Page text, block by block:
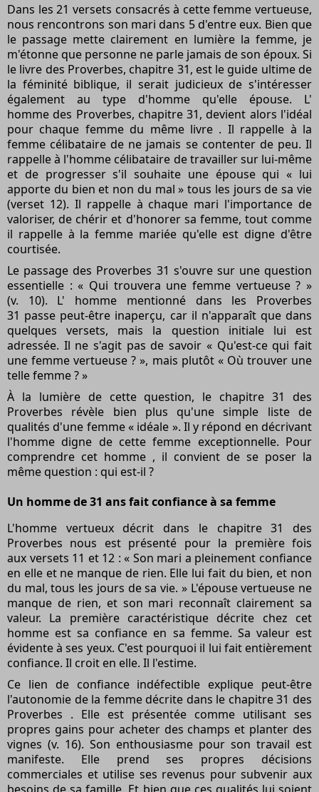
Dans les 21 versets consacrés à cette femme vertueuse,
nous rencontrons son mari dans 5 d'entre eux. Bien que
le passage mette clairement en lumière la femme, je
m'étonne que personne ne parle jamais de son époux. Si
le livre des Proverbes, chapitre 31, est le guide ultime de
la féminité biblique, il serait judicieux de s'intéresser
également au type d'homme qu'elle épouse. L'
homme des Proverbes, chapitre 31, devient alors l'idéal
pour chaque femme du même livre . Il rappelle à la
femme célibataire de ne jamais se contenter de peu. Il
rappelle à l'homme célibataire de travailler sur lui-même
et de progresser s'il souhaite une épouse qui « lui
apporte du bien et non du mal » tous les jours de sa vie
(verset 12). Il rappelle à chaque mari l'importance de
valoriser, de chérir et d'honorer sa femme, tout comme
il rappelle à la femme mariée qu'elle est digne d'être
courtisée.
Le passage des Proverbes 31 s'ouvre sur une question
essentielle : « Qui trouvera une femme vertueuse ? »
(v. 10). L' homme mentionné dans les Proverbes
31 passe peut-être inaperçu, car il n'apparaît que dans
quelques versets, mais la question initiale lui est
adressée. Il ne s'agit pas de savoir « Qu'est-ce qui fait
une femme vertueuse ? », mais plutôt « Où trouver une
telle femme ? »
À la lumière de cette question, le chapitre 31 des
Proverbes révèle bien plus qu'une simple liste de
qualités d'une femme « idéale ». Il y répond en décrivant
l'homme digne de cette femme exceptionnelle. Pour
comprendre cet homme , il convient de se poser la
même question : qui est-il ?
Un homme de 31 ans fait confiance à sa femme
L'homme vertueux décrit dans le chapitre 31 des
Proverbes nous est présenté pour la première fois
aux versets 11 et 12 : « Son mari a pleinement confiance
en elle et ne manque de rien. Elle lui fait du bien, et non
du mal, tous les jours de sa vie. » L'épouse vertueuse ne
manque de rien, et son mari reconnaît clairement sa
valeur. La première caractéristique décrite chez cet
homme est sa confiance en sa femme. Sa valeur est
évidente à ses yeux. C'est pourquoi il lui fait entièrement
confiance. Il croit en elle. Il l'estime.
Ce lien de confiance indéfectible explique peut-être
l'autonomie de la femme décrite dans le chapitre 31 des
Proverbes . Elle est présentée comme utilisant ses
propres gains pour acheter des champs et planter des
vignes (v. 16). Son enthousiasme pour son travail est
manifeste. Elle prend ses propres décisions
commerciales et utilise ses revenus pour subvenir aux
besoins de sa famille. Et bien que ces qualités lui soient